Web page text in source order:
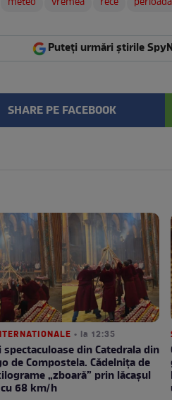
Puteți urmări știrile
SHARE PE FACEBOOK
• la 12:35
spectaculoase din Catedrala din
de Compostela. Cădelnița de
„zboară” prin lăcașul
68 km/h